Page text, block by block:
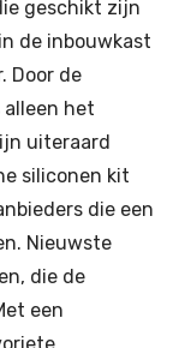
geschikt zijn
de inbouwkast
Door de
het
uiteraard
siliconen kit
die een
Nieuwste
die de
een